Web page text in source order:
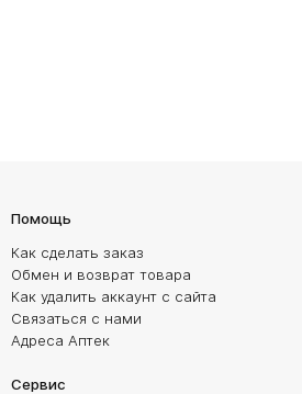
Помощь
Как сделать заказ
Обмен и возврат товара
Как удалить аккаунт с сайта
Связаться с нами
Адреса Аптек
Сервис